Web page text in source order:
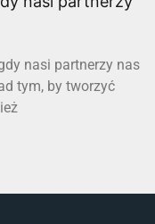
nasi partnerzy nas
tym, by tworzyć